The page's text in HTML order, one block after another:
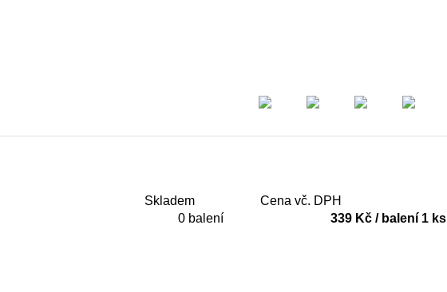
Skladem Cena vč. DPH
0 balení 339 Kč / balení 1 ks